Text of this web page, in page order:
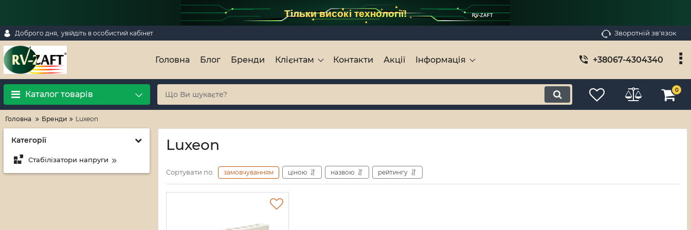
Тільки високі технології! RV-ZAFT
Доброго дня, увійдіть в особистий кабінет Зворотній зв'язок
Головна Блог Бренди Клієнтам Контакти Акції Інформація +38067-4304340
Каталог товарів 0
Головна Бренди Luxeon
Категорії
Стабілізатори напруги
Luxeon
Сортувати по: замовчуванням ціною назвою рейтингу